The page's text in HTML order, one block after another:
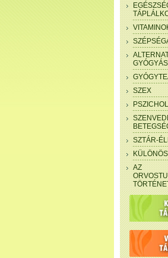
SZEX
SZTÁR-
AZ